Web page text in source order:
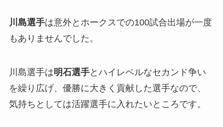
川島選手は意外とホークスでの100試合出場が一度
もありませんでした。
川島選手は明石選手とハイレベルなセカンド争い
を繰り広げ、優勝に大きく貢献した選手なので、
気持ちとしては活躍選手に入れたいところです。